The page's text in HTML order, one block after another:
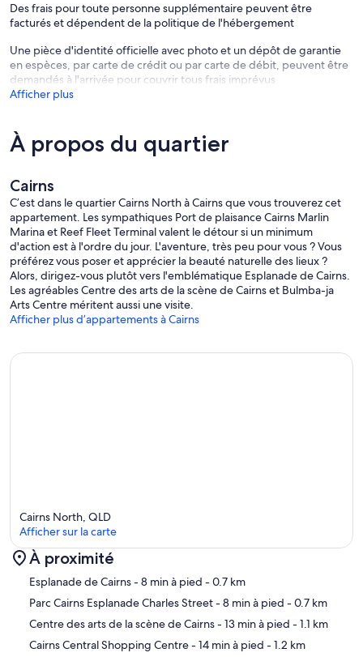
Des frais pour toute personne supplémentaire peuvent être
facturés et dépendent de la politique de l'hébergement
Une pièce d'identité officielle avec photo et un dépôt de garantie
en espèces, par carte de crédit ou par carte de débit, peuvent être
demandés à l'arrivée pour couvrir tous frais imprévus
Afficher plus
À propos du quartier
Cairns
C’est dans le quartier Cairns North à Cairns que vous trouverez cet
appartement. Les sympathiques Port de plaisance Cairns Marlin
Marina et Reef Fleet Terminal valent le détour si un minimum
d'action est à l'ordre du jour. L'aventure, très peu pour vous ? Vous
préférez vous poser et apprécier la beauté naturelle des lieux ?
Alors, dirigez-vous plutôt vers l'emblématique Esplanade de Cairns.
Les agréables Centre des arts de la scène de Cairns et Bulmba-ja
Arts Centre méritent aussi une visite.
Afficher plus d’appartements à Cairns
Carte
Cairns North, QLD
Afficher sur la carte
À proximité
Esplanade de Cairns- 8 min à pied - 0.7 km
Parc Cairns Esplanade Charles Street- 8 min à pied - 0.7 km
Centre des arts de la scène de Cairns- 13 min à pied - 1.1 km
Cairns Central Shopping Centre- 14 min à pied - 1.2 km